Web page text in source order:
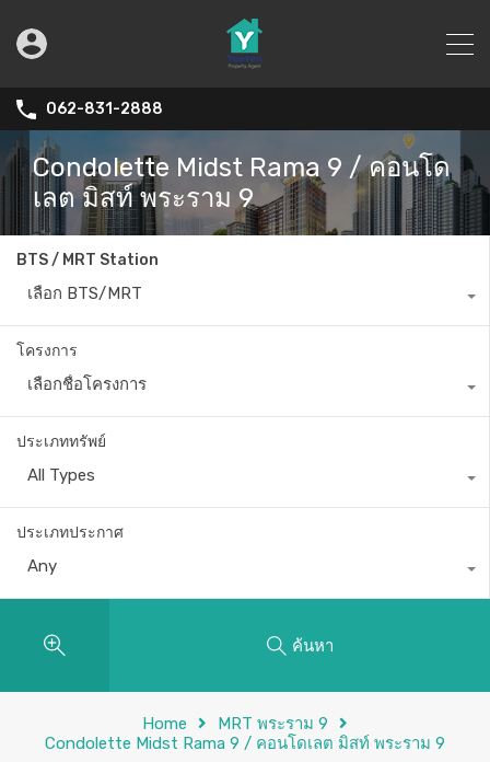
062-831-2888
Condolette Midst Rama 9 / คอนโด
เลต มิสท์ พระราม 9
BTS / MRT Station
เลือก BTS/MRT
โครงการ
เลือกชื่อโครงการ
ประเภททรัพย์
All Types
ประเภทประกาศ
Any
ค้นหา
Home
MRT พระราม 9
Condolette Midst Rama 9 / คอนโดเลต มิสท์ พระราม 9